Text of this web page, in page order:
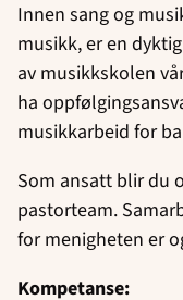
Innen sang og
musikk, er en
av musikkskolen
ha
musikkarbeid for
Som ansatt blir du
pastorteam.
for menigheten er
Kompetanse: